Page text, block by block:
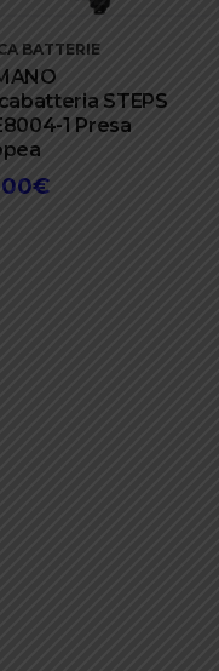
BATTERIE
STEPS
1 Presa
€